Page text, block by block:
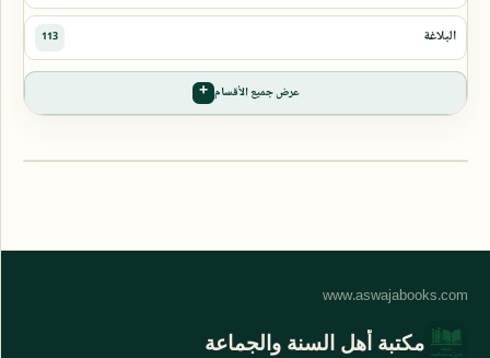
عرض جميع الأقسام
مكتبة أهل السنة والجماعة